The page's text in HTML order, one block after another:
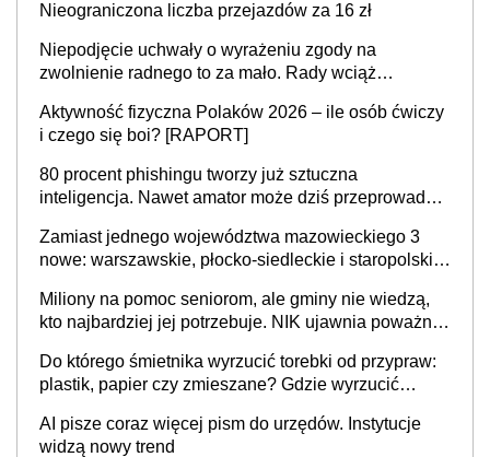
Nieograniczona liczba przejazdów za 16 zł
Niepodjęcie uchwały o wyrażeniu zgody na
zwolnienie radnego to za mało. Rady wciąż
sprawy
Aktywność fizyczna Polaków 2026 – ile osób ćwiczy
i czego się boi? [RAPORT]
80 procent phishingu tworzy już sztuczna
inteligencja. Nawet amator może dziś przeprowadzić
Zamiast jednego województwa mazowieckiego 3
nowe: warszawskie, płocko-siedleckie i staropolskie.
stołecznych
Miliony na pomoc seniorom, ale gminy nie wiedzą,
kto najbardziej jej potrzebuje. NIK ujawnia poważną
Do którego śmietnika wyrzucić torebki od przypraw:
plastik, papier czy zmieszane? Gdzie wyrzucić
AI pisze coraz więcej pism do urzędów. Instytucje
widzą nowy trend